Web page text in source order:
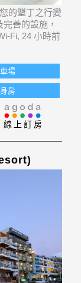
的墾丁之行變
善的設施，
Fi, 24 小時前
已配備，可
供平面電視,
場
房
線上訂房